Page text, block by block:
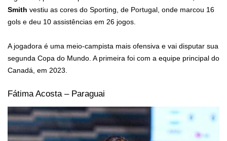
Smith vestiu as cores do Sporting, de Portugal, onde marcou 16
gols e deu 10 assistências em 26 jogos.
A jogadora é uma meio-campista mais ofensiva e vai disputar sua
segunda Copa do Mundo. A primeira foi com a equipe principal do
Canadá, em 2023.
Fátima Acosta – Paraguai